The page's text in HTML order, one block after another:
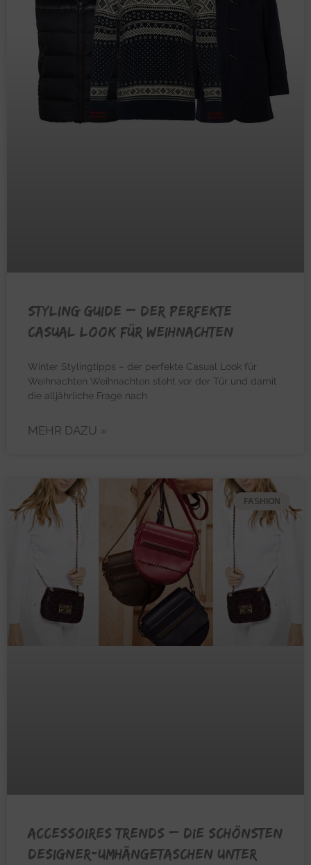
STYLING GUIDE – Der perfekte
Casual Look für Weihnachten
Winter Stylingtipps – der perfekte Casual Look für
Weihnachten Weihnachten steht vor der Tür und damit
die alljährliche Frage nach
MEHR DAZU »
FASHION
ACCESSOIRES TRENDS – Die schönsten
Designer-Umhängetaschen unter